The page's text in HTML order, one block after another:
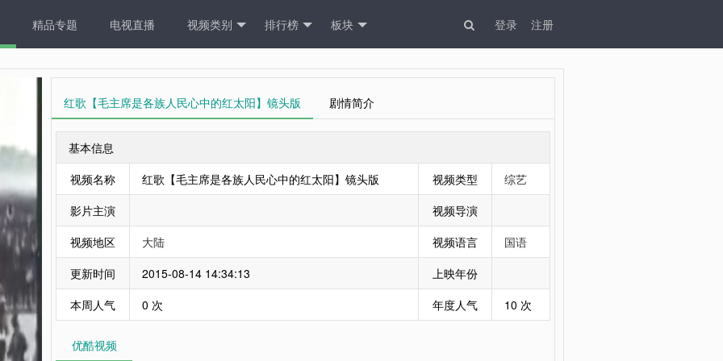
精品专题 电视直播 视频类别 排行榜 板块 登录 注册
红歌【毛主席是各族人民心中的红太阳】镜头版 剧情简介
基本信息
视频名称
红歌【毛主席是各族人民心中的红太阳】镜头版 视频类型
综艺
影片主演
视频导演
视频地区
大陆 视频语言
国语
更新时间
2015-08-14 14:34:13
上映年份
本周人气
0 次 年度人气 10 次
优酷视频